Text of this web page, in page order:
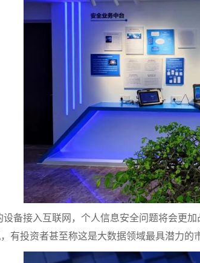
设备接入互联网，个人信息安全问题将会更
有投资者甚至称这是大数据领域最具潜力的